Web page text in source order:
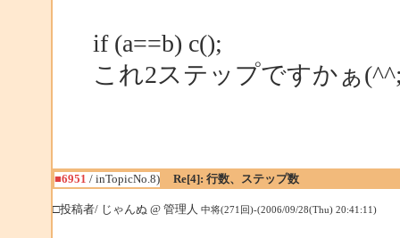
if (a==b) c();
これ2ステップですかぁ
■6951 / inTopicNo.8) Re[4]: 行数、ステップ数
□投稿者/ じゃんぬ @ 管理人 中将(271回)-(2006/09/28(Thu) 20:41:11)